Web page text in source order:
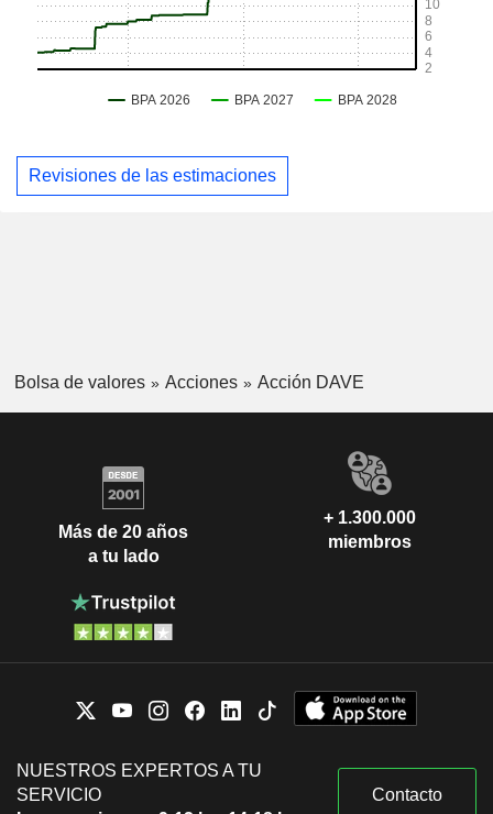
Revisiones de las estimaciones
Bolsa de valores Acciones Acción DAVE
Más de 20 años
a tu lado
+ 1.300.000
miembros
NUESTROS EXPERTOS A TU
SERVICIO
Contacto